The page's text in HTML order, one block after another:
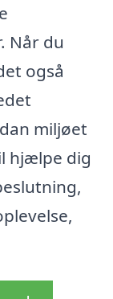
Når du
også
miljøet
hjælpe dig